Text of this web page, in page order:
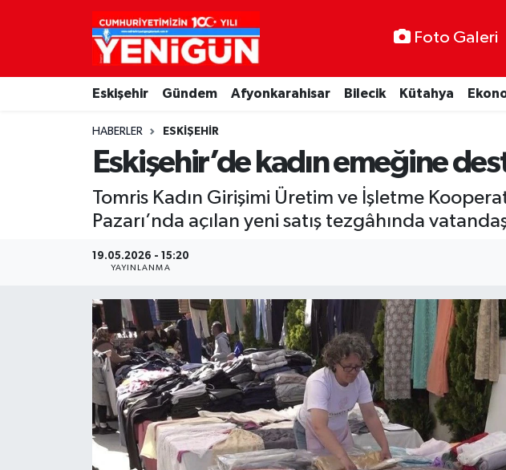
Foto Galeri
Eskişehir Gündem Afyonkarahisar Bilecik Kütahya
HABERLER ESKIŞEHIR
Eskişehir’de kadın emeğine
Tomris Kadın Girişimi Üretim ve İşletme
Pazarı’nda açılan yeni satış tezgâhında
19.05.2026 - 15:20
YAYINLANMA
Nöbetçi Eczaneler
Hava Durumu
Tüm Manşetler
Son Dakika Haberleri
Haber Arşivi